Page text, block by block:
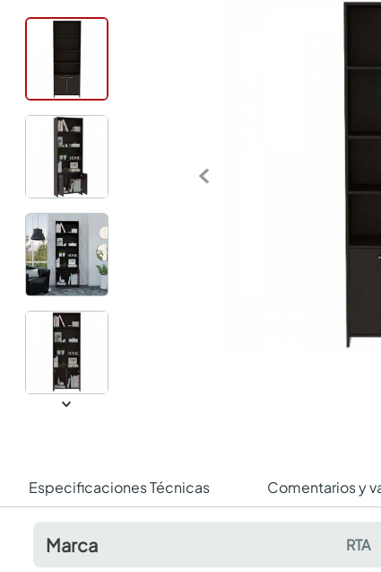
Especificaciones Técnicas Comentarios y
Marca RTA